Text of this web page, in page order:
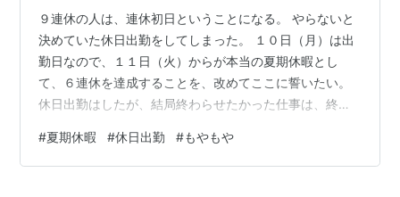
９連休の人は、連休初日ということになる。 やらないと
決めていた休日出勤をしてしまった。 １０日（月）は出
勤日なので、１１日（火）からが本当の夏期休暇とし
て、６連休を達成することを、改めてここに誓いたい。
休日出勤はしたが、結局終わらせたかった仕事は、終わ
さい」と言われていた資料をチェックしていたら途中で
金額のズレが見つかった。 手順書では、金額が合ってい
#夏期休暇 #休日出勤 #もやもや